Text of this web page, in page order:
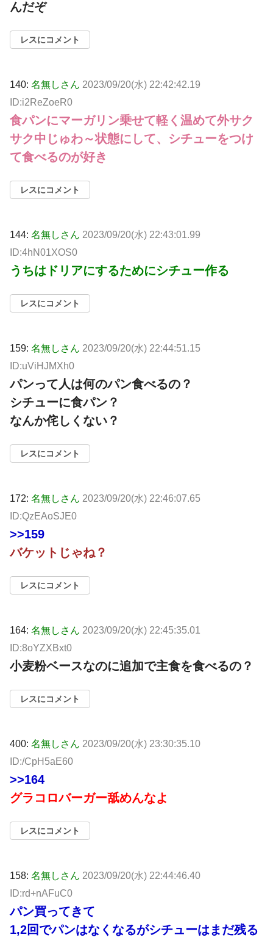
んだぞ
レスにコメント
140: 名無しさん 2023/09/20(水) 22:42:42.19
ID:i2ReZoeR0
食パンにマーガリン乗せて軽く温めて外サク
サク中じゅわ～状態にして、シチューをつけ
て食べるのが好き
レスにコメント
144: 名無しさん 2023/09/20(水) 22:43:01.99
ID:4hN01XOS0
うちはドリアにするためにシチュー作る
レスにコメント
159: 名無しさん 2023/09/20(水) 22:44:51.15
ID:uViHJMXh0
パンって人は何のパン食べるの？
シチューに食パン？
なんか侘しくない？
レスにコメント
172: 名無しさん 2023/09/20(水) 22:46:07.65
ID:QzEAoSJE0
>>159
バケットじゃね？
レスにコメント
164: 名無しさん 2023/09/20(水) 22:45:35.01
ID:8oYZXBxt0
小麦粉ベースなのに追加で主食を食べるの？
レスにコメント
400: 名無しさん 2023/09/20(水) 23:30:35.10
ID:/CpH5aE60
>>164
グラコロバーガー舐めんなよ
レスにコメント
158: 名無しさん 2023/09/20(水) 22:44:46.40
ID:rd+nAFuC0
パン買ってきて
1,2回でパンはなくなるがシチューはまだ残る